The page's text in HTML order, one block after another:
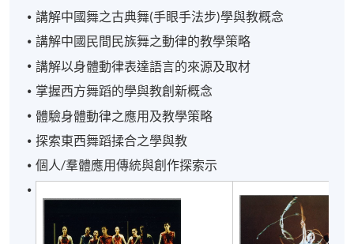
講解中國舞之古典舞(手眼手法步)學與教概念
講解中國民間民族舞之動律的教學策略
講解以身體動律表達語言的來源及取材
掌握西方舞蹈的學與教創新概念
體驗身體動律之應用及教學策略
探索東西舞蹈揉合之學與教
個人/羣體應用傳統與創作探索示